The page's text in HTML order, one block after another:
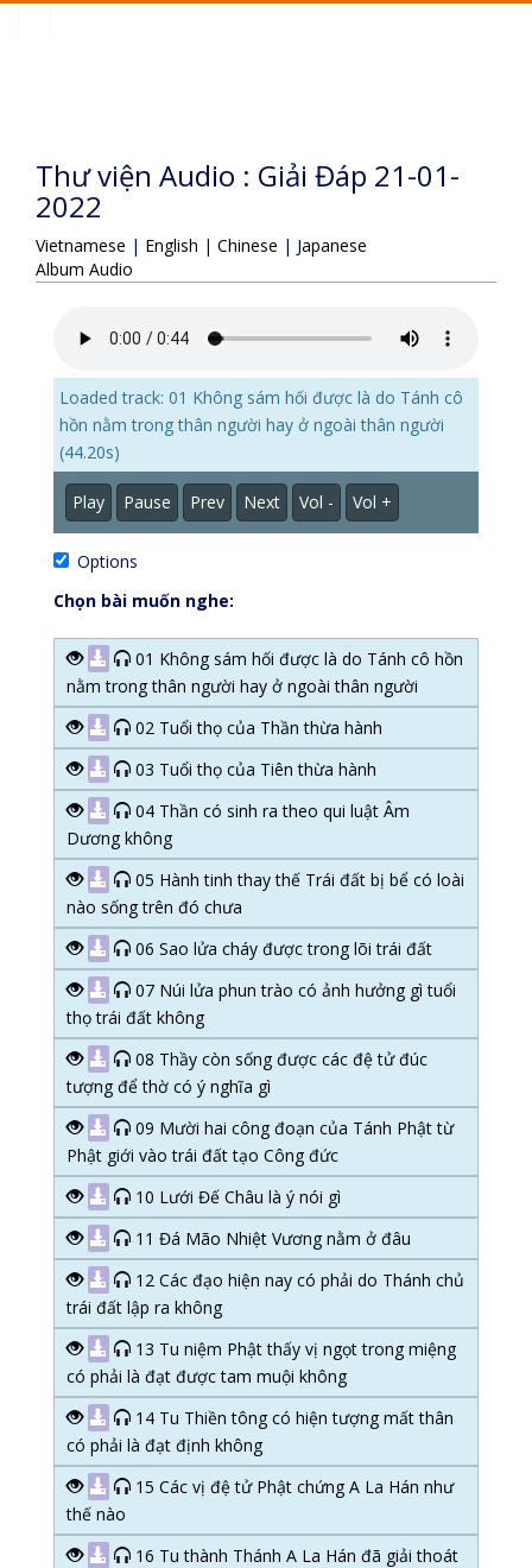
Thư viện Audio : Giải Đáp 21-01-
2022
Vietnamese | English | Chinese | Japanese
Album Audio
Loaded track: 01 Không sám hối được là do Tánh cô
hồn nằm trong thân người hay ở ngoài thân người
(44.20s)
Play Pause Prev Next Vol - Vol +
Options
Chọn bài muốn nghe:
01 Không sám hối được là do Tánh cô hồn
nằm trong thân người hay ở ngoài thân người
02 Tuổi thọ của Thần thừa hành
03 Tuổi thọ của Tiên thừa hành
04 Thần có sinh ra theo qui luật Âm
Dương không
05 Hành tinh thay thế Trái đất bị bể có loài
nào sống trên đó chưa
06 Sao lửa cháy được trong lõi trái đất
07 Núi lửa phun trào có ảnh hưởng gì tuổi
thọ trái đất không
08 Thầy còn sống được các đệ tử đúc
tượng để thờ có ý nghĩa gì
09 Mười hai công đoạn của Tánh Phật từ
Phật giới vào trái đất tạo Công đức
10 Lưới Đế Châu là ý nói gì
11 Đá Mão Nhiệt Vương nằm ở đâu
12 Các đạo hiện nay có phải do Thánh chủ
trái đất lập ra không
13 Tu niệm Phật thấy vị ngọt trong miệng
có phải là đạt được tam muội không
14 Tu Thiền tông có hiện tượng mất thân
có phải là đạt định không
15 Các vị đệ tử Phật chứng A La Hán như
thế nào
16 Tu thành Thánh A La Hán đã giải thoát